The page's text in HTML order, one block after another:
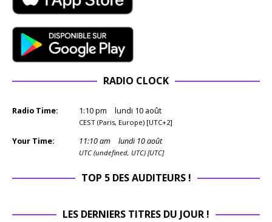
RADIO CLOCK
Radio Time: 1:10pm lundi 10 août
CEST (Paris, Europe) [UTC+2]
Your Time: 11:10am lundi 10 août
UTC (undefined, UTC) [UTC]
TOP 5 DES AUDITEURS !
LES DERNIERS TITRES DU JOUR !